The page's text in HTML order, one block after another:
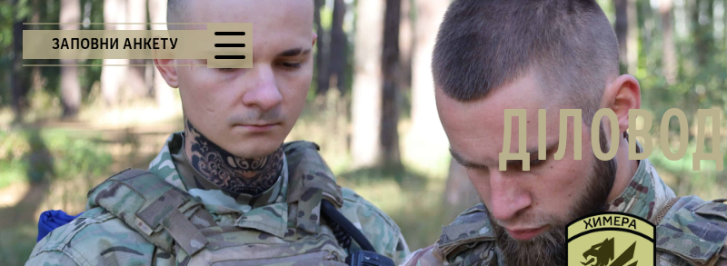
ЗАПОВНИ АНКЕТУ
ДІЛОВОД